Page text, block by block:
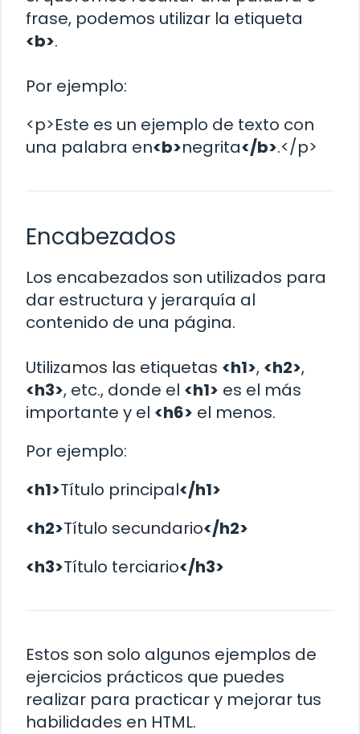
frase, podemos utilizar la etiqueta
<b>.
Por ejemplo:
<p>Este es un ejemplo de texto con
una palabra en<b>negrita</b>.</p>
Encabezados
Los encabezados son utilizados para
dar estructura y jerarquía al
contenido de una página.
Utilizamos las etiquetas <h1>, <h2>,
<h3>, etc., donde el <h1> es el más
importante y el <h6> el menos.
Por ejemplo:
<h1>Título principal</h1>
<h2>Título secundario</h2>
<h3>Título terciario</h3>
Estos son solo algunos ejemplos de
ejercicios prácticos que puedes
realizar para practicar y mejorar tus
habilidades en HTML.